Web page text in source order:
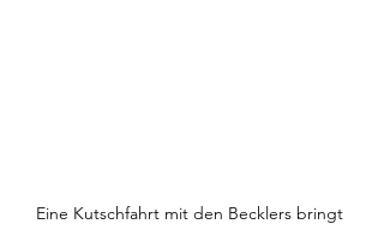
Eine Kutschfahrt mit den Becklers bringt